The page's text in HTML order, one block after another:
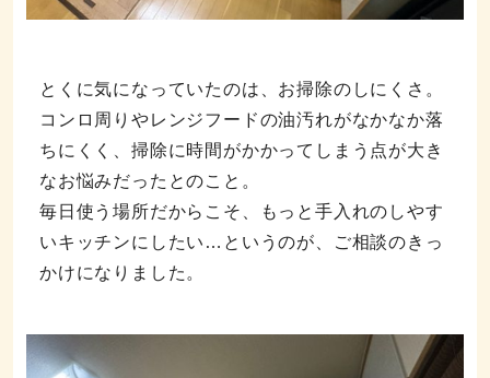
とくに気になっていたのは、お掃除のしにくさ。
コンロ周りやレンジフードの油汚れがなかなか落
ちにくく、掃除に時間がかかってしまう点が大き
なお悩みだったとのこと。
毎日使う場所だからこそ、もっと手入れのしやす
いキッチンにしたい…というのが、ご相談のきっ
かけになりました。